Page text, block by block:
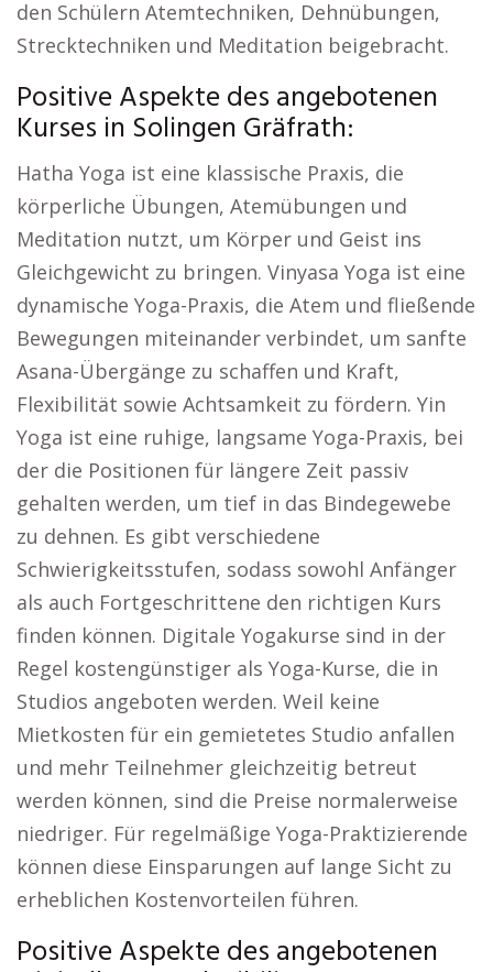
den Schülern Atemtechniken, Dehnübungen,
Strecktechniken und Meditation beigebracht.
Positive Aspekte des angebotenen
Kurses in Solingen Gräfrath:
Hatha Yoga ist eine klassische Praxis, die
körperliche Übungen, Atemübungen und
Meditation nutzt, um Körper und Geist ins
Gleichgewicht zu bringen. Vinyasa Yoga ist eine
dynamische Yoga-Praxis, die Atem und fließende
Bewegungen miteinander verbindet, um sanfte
Asana-Übergänge zu schaffen und Kraft,
Flexibilität sowie Achtsamkeit zu fördern. Yin
Yoga ist eine ruhige, langsame Yoga-Praxis, bei
der die Positionen für längere Zeit passiv
gehalten werden, um tief in das Bindegewebe
zu dehnen. Es gibt verschiedene
Schwierigkeitsstufen, sodass sowohl Anfänger
als auch Fortgeschrittene den richtigen Kurs
finden können. Digitale Yogakurse sind in der
Regel kostengünstiger als Yoga-Kurse, die in
Studios angeboten werden. Weil keine
Mietkosten für ein gemietetes Studio anfallen
und mehr Teilnehmer gleichzeitig betreut
werden können, sind die Preise normalerweise
niedriger. Für regelmäßige Yoga-Praktizierende
können diese Einsparungen auf lange Sicht zu
erheblichen Kostenvorteilen führen.
Positive Aspekte des angebotenen